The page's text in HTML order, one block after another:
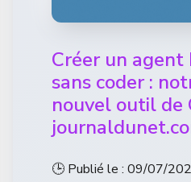
Créer un
sans coder :
nouvel outil de
🕒 Publié le : 09/07/